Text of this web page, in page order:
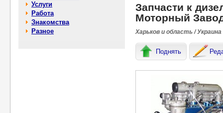
Услуги
Работа
Знакомства
Разное
Запчасти к
Моторный
Харьков и область / Украина
Поднять